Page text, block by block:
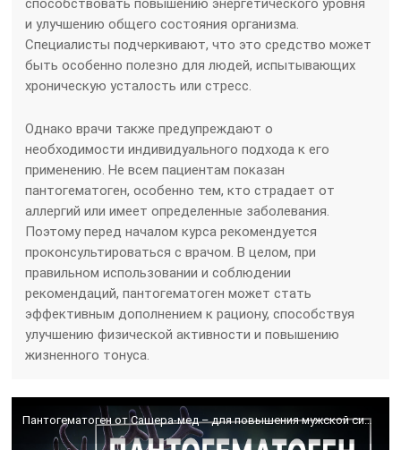
способствовать повышению энергетического уровня
и улучшению общего состояния организма.
Специалисты подчеркивают, что это средство может
быть особенно полезно для людей, испытывающих
хроническую усталость или стресс.
Однако врачи также предупреждают о
необходимости индивидуального подхода к его
применению. Не всем пациентам показан
пантогематоген, особенно тем, кто страдает от
аллергий или имеет определенные заболевания.
Поэтому перед началом курса рекомендуется
проконсультироваться с врачом. В целом, при
правильном использовании и соблюдении
рекомендаций, пантогематоген может стать
эффективным дополнением к рациону, способствуя
улучшению физической активности и повышению
жизненного тонуса.
Пантогематоген от Сашера-мед – для повышения мужской силы и либидо